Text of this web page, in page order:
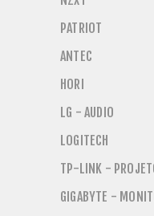
PATRIOT
ANTEC
HORI
LG - AUDIO
LOGITECH
TP-LINK -
GIGABYTE -